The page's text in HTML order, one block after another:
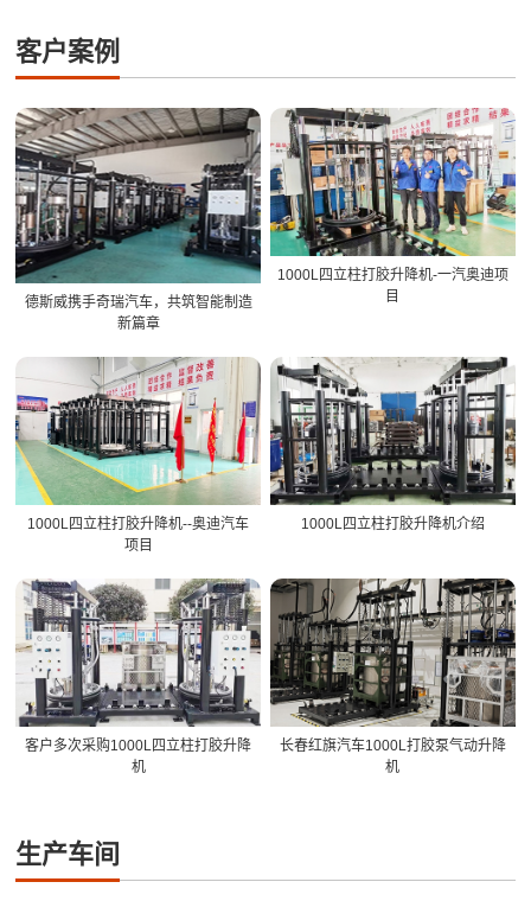
客户案例
德斯威携手奇瑞汽车，共筑智能制造
新篇章
1000L四立柱打胶升降机-一汽奥迪项
目
1000L四立柱打胶升降机--奥迪汽车
项目
1000L四立柱打胶升降机介绍
客户多次采购1000L四立柱打胶升降
机
长春红旗汽车1000L打胶泵气动升降
机
生产车间